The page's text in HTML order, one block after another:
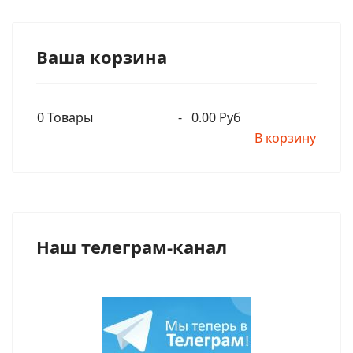
Ваша корзина
0Товары - 0.00 Руб
В корзину
Наш телеграм-канал